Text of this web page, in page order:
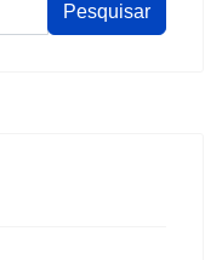
Pesquisar